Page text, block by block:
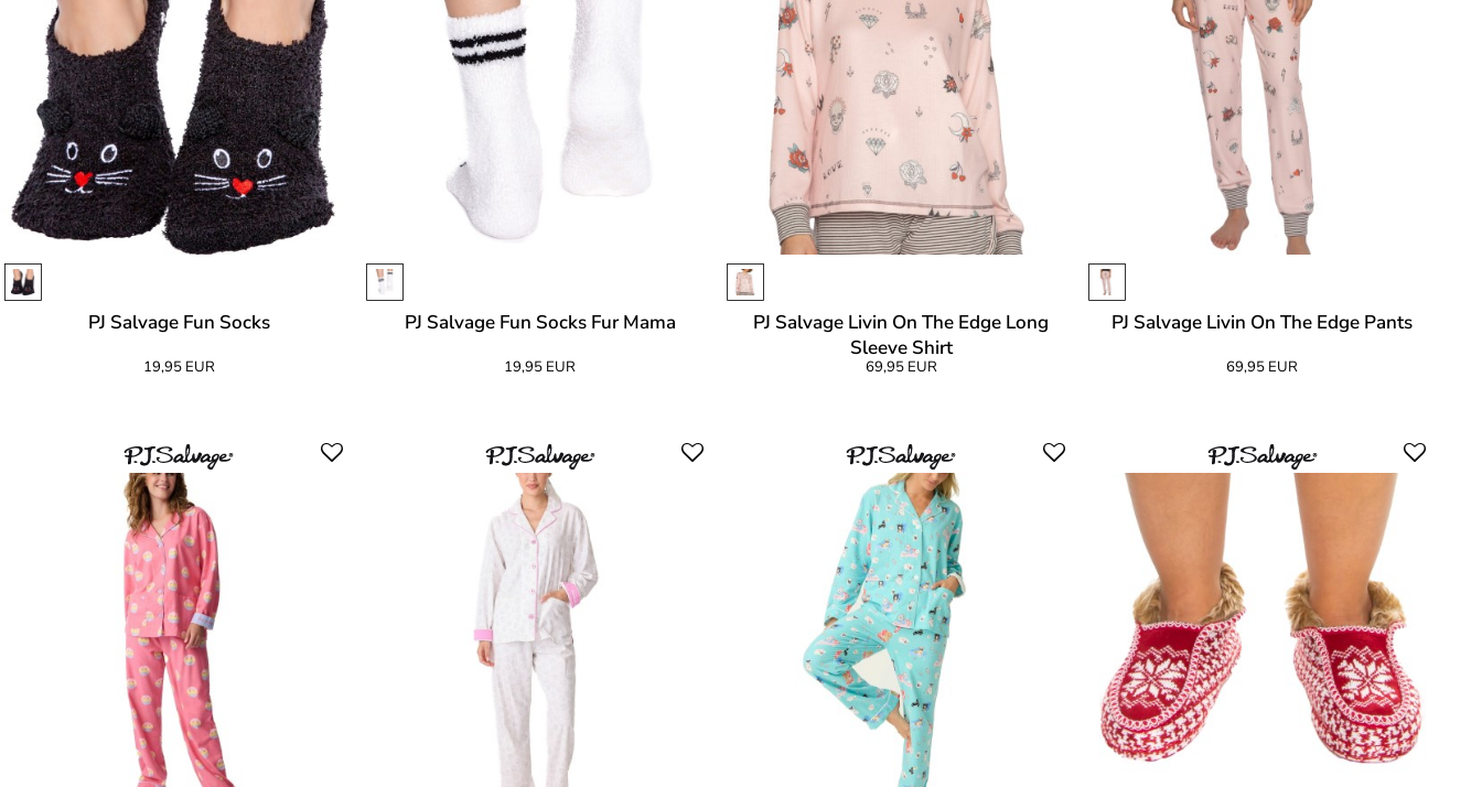
PJ Salvage Fun Socks
19,95 EUR
PJ Salvage Fun Socks Fur Mama
19,95 EUR
PJ Salvage Livin On The Edge Long
Sleeve Shirt
69,95 EUR
PJ Salvage Livin On The Edge Pants
69,95 EUR